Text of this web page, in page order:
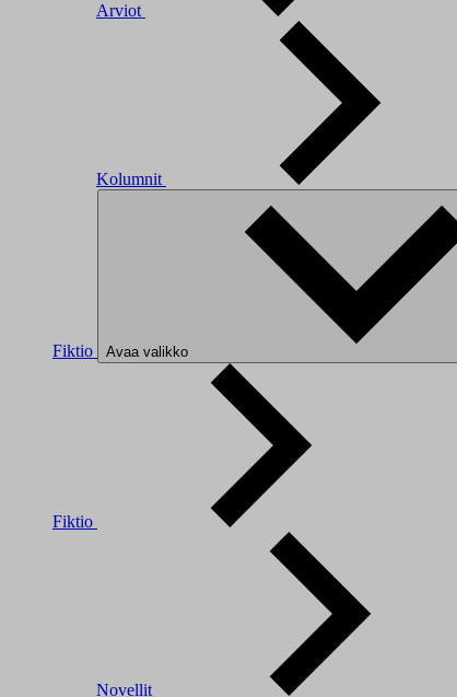
Arviot
Kolumnit
Fiktio Avaa valikko
Fiktio
Novellit